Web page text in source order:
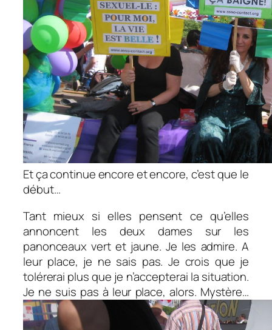
Et ça continue encore et encore, c’est que le
début…
Tant mieux si elles pensent ce qu’elles
annoncent les deux dames sur les
panonceaux vert et jaune. Je les admire. A
leur place, je ne sais pas. Je crois que je
tolérerai plus que je n’accepterai la situation.
Je ne suis pas à leur place, alors. Mystère…